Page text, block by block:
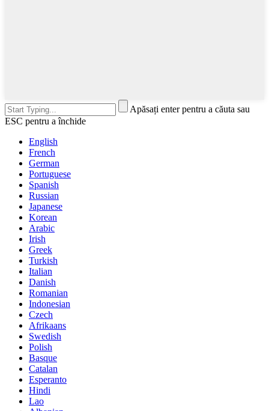
Apăsați enter pentru a căuta sau
ESC pentru a închide
English
French
German
Portuguese
Spanish
Russian
Japanese
Korean
Arabic
Irish
Greek
Turkish
Italian
Danish
Romanian
Indonesian
Czech
Afrikaans
Swedish
Polish
Basque
Catalan
Esperanto
Hindi
Lao